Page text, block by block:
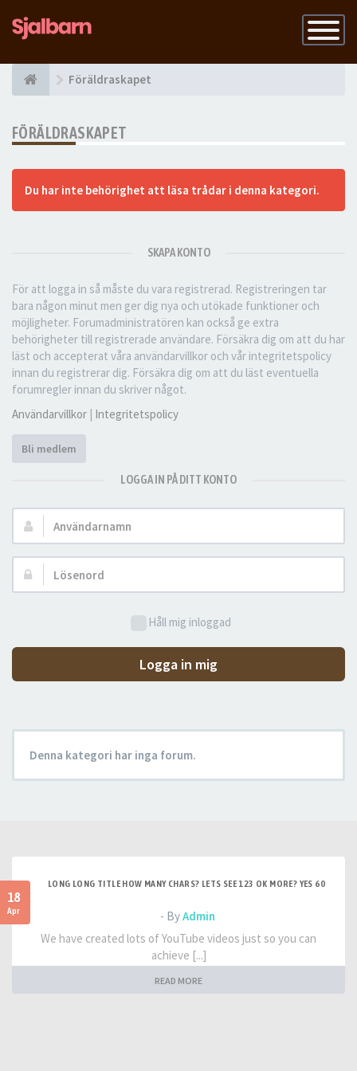
Slå
på
Föräldraskapet
FÖRÄLDRASKAPET
Du har inte behörighet att läsa trådar i denna kategori.
SKAPA KONTO
För att logga in så måste du vara registrerad. Registreringen tar
bara någon minut men ger dig nya och utökade funktioner och
möjligheter. Forumadministratören kan också ge extra
behörigheter till registrerade användare. Försäkra dig om att du har
läst och accepterat våra användarvillkor och vår integritetspolicy
innan du registrerar dig. Försäkra dig om att du läst eventuella
forumregler innan du skriver något.
Användarvillkor | Integritetspolicy
Bli medlem
LOGGA IN PÅ DITT KONTO
Användarnamn:
Lösenord:
Håll mig inloggad
Logga in mig
Denna kategori har inga forum.
18
Apr
LONG LONG TITLE HOW MANY CHARS? LETS SEE 123 OK MORE? YES 60
- ByAdmin
We have created lots of YouTube videos just so you can
achieve [...]
READ MORE